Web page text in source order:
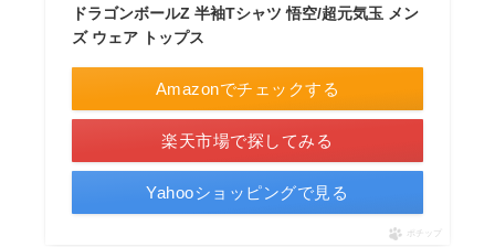
ドラゴンボールZ 半袖Tシャツ 悟空/超元気玉 メン
ズ ウェア トップス
Amazonでチェックする
楽天市場で探してみる
Yahooショッピングで見る
ポチップ